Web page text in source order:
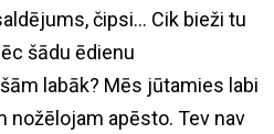
čipsi… Cik bieži tu
šādu ēdienu
labāk? Mēs jūtamies labi
nožēlojam apēsto. Tev nav